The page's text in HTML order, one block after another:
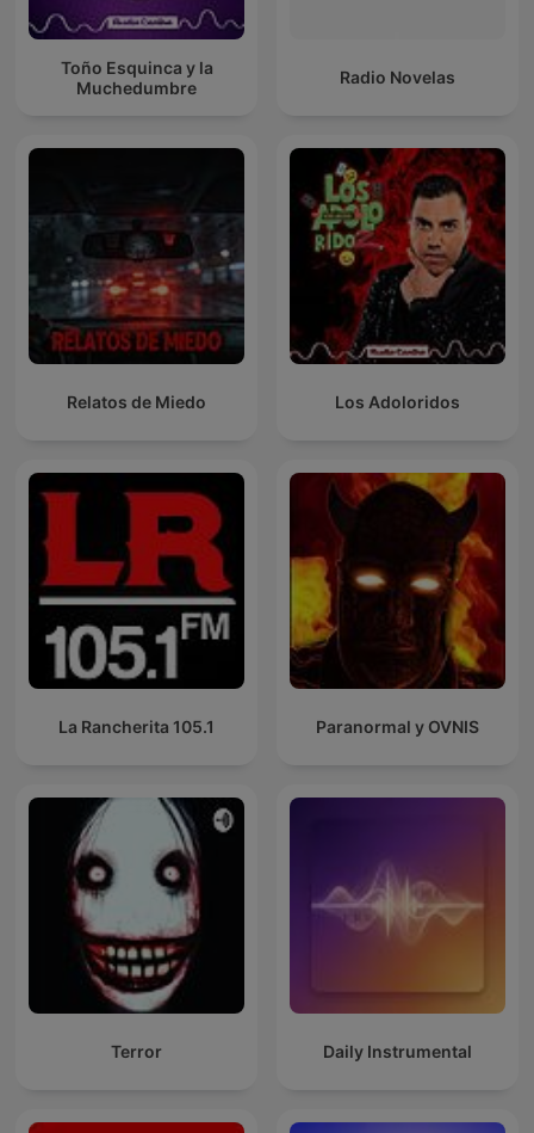
Toño Esquinca y la
Muchedumbre
Radio Novelas
Relatos de Miedo Los Adoloridos
La Rancherita 105.1 Paranormal y OVNIS
Terror Daily Instrumental